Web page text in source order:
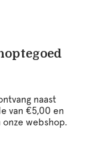
naast
van €5,00 en
webshop.